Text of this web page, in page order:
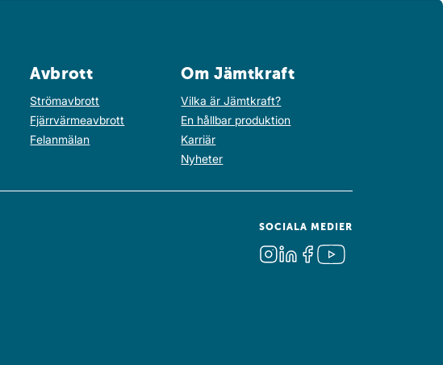
Avbrott
Strömavbrott
Fjärrvärmeavbrott
Felanmälan
Om Jämtkraft
Vilka är Jämtkraft?
En hållbar produktion
Karriär
Nyheter
SOCIALA MEDIER